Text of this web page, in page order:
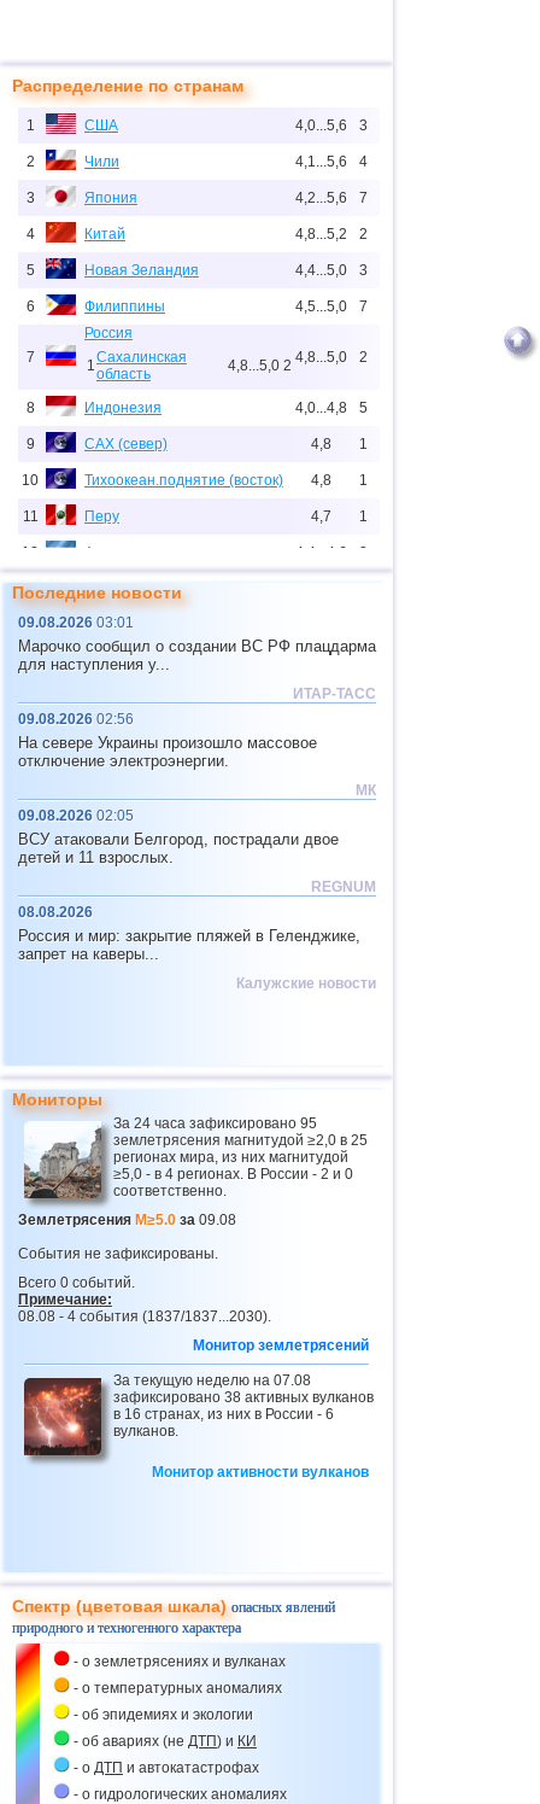
Распределение по странам
1 США 4,0...5,6 3
2 Чили 4,1...5,6 4
3 Япония 4,2...5,6 7
4 Китай 4,8...5,2 2
5 Новая Зеландия 4,4...5,0 3
6 Филиппины 4,5...5,0 7
7
Россия
1Сахалинская
область
4,8...5,0 2 4,8...5,0 2
8 Индонезия 4,0...4,8 5
9 САХ (север) 4,8 1
10 Тихоокеан.поднятие (восток) 4,8 1
11 Перу 4,7 1
12 Аргентина 4,4...4,6 2
13 Соломоновы о.
14 Вануату
15 Афганистан
4,5 1
17 Греция
18 о.Шпицберген и Ян-Майен
19 Тонга
20 Мексика 4,0...4,3
4,2...4,3 2
22 Иран
23 Мадагаскар
4,1 1
Последние новости
09.08.2026 03:01
Марочко сообщил о создании ВС РФ плацдарма
для наступления у...
ИТАР-ТАСС
09.08.2026 02:56
На севере Украины произошло массовое
отключение электроэнергии.
МК
09.08.2026 02:05
ВСУ атаковали Белгород, пострадали двое
детей и 11 взрослых.
REGNUM
08.08.2026
Россия и мир: закрытие пляжей в Геленджике,
запрет на каверы...
Калужские новости
Мониторы
За 24 часа зафиксировано 95
землетрясения магнитудой ≥2,0 в 25
регионах мира, из них магнитудой
≥5,0 - в 4 регионах. В России - 2 и 0
соответственно.
Землетрясения M≥5.0 за 09.08
События не зафиксированы.
Всего 0 событий.
Примечание:
08.08 - 4 события (1837/1837...2030).
Монитор землетрясений
За текущую неделю на 07.08
зафиксировано 38 активных вулканов
в 16 странах, из них в России - 6
вулканов.
Монитор активности вулканов
Спектр (цветовая шкала)опасных явлений
природного и техногенного характера
- о землетрясениях и вулканах
- о температурных аномалиях
- об эпидемиях и экологии
- об авариях (не ДТП) и КИ
- о ДТП и автокатастрофах
- о гидрологических аномалиях